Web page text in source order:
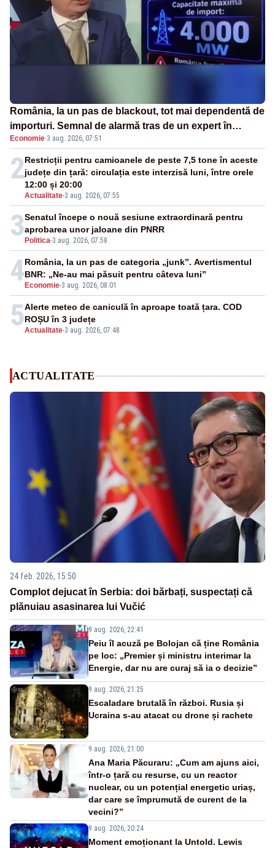
România, la un pas de blackout, tot mai dependentă de
importuri. Semnal de alarmă tras de un expert în
energie
Economie·3 aug. 2026, 07:51
2
Actualitate-3 aug. 2026, 07:55
Restricții pentru camioanele de peste 7,5 tone în aceste
județe din țară: circulația este interzisă luni, între orele
12:00 și 20:00
3 Politica-3 aug. 2026, 07:58
Senatul începe o nouă sesiune extraordinară pentru
aprobarea unor jaloane din PNRR
4 Economie-3 aug. 2026, 08:01
România, la un pas de categoria „junk”. Avertismentul
BNR: „Ne-au mai păsuit pentru câteva luni”
5Actualitate-3 aug. 2026, 07:48
Alerte meteo de caniculă în aproape toată țara. COD
ROȘU în 3 județe
ACTUALITATE
24 feb. 2026, 15:50
Complot dejucat în Serbia: doi bărbați, suspectați că
plănuiau asasinarea lui Vučić
9 aug. 2026, 22:41
Peiu îl acuză pe Bolojan că ține România
pe loc: „Premier și ministru interimar la
Energie, dar nu are curaj să ia o decizie”
9 aug. 2026, 21:25
Escaladare brutală în război. Rusia și
Ucraina s-au atacat cu drone și rachete
9 aug. 2026, 21:00
Ana Maria Păcuraru: „Cum am ajuns aici,
într-o țară cu resurse, cu un reactor
nuclear, cu un potențial energetic uriaș,
dar care se împrumută de curent de la
vecini?”
9 aug. 2026, 20:24
Moment emoționant la Untold. Lewis